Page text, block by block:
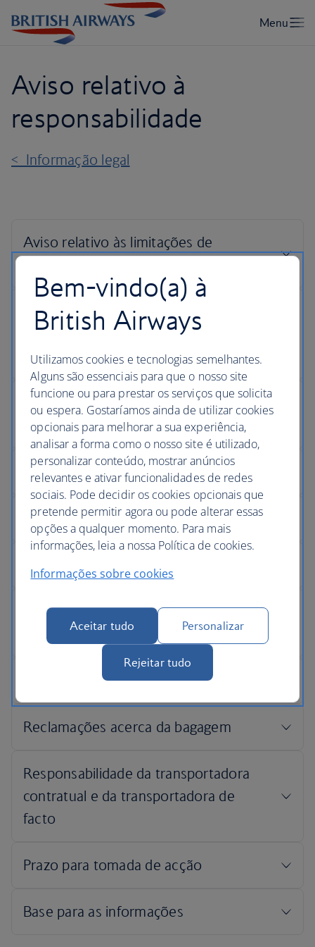
Aviso relativo à
responsabilidade
< Informação legal
Bem-vindo(a) à
British Airways
Utilizamos cookies e tecnologias semelhantes.
Alguns são essenciais para que o nosso site
funcione ou para prestar os serviços que solicita
ou espera. Gostaríamos ainda de utilizar cookies
opcionais para melhorar a sua experiência,
analisar a forma como o nosso site é utilizado,
personalizar conteúdo, mostrar anúncios
relevantes e ativar funcionalidades de redes
sociais. Pode decidir os cookies opcionais que
pretende permitir agora ou pode alterar essas
opções a qualquer momento. Para mais
informações, leia a nossa Política de cookies.
Informações sobre cookies
Aceitar tudo Personalizar
Rejeitar tudo